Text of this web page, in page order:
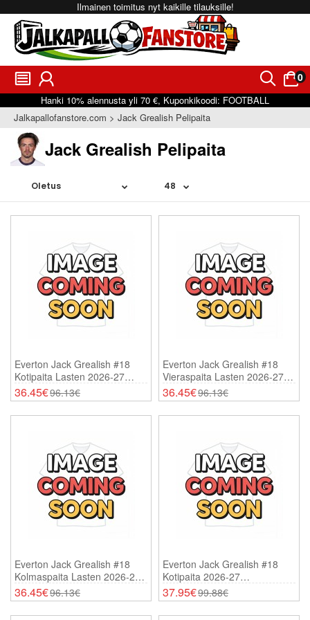
Ilmainen toimitus nyt kaikille tilauksille!
󰂩 󰃳 󰂨 0
󰃠
Hanki 10% alennusta yli 70 €, Kuponkikoodi: FOOTBALL
Jalkapallofanstore.com
Jack Grealish Pelipaita
Jack Grealish Pelipaita
Everton Jack Grealish #18
Kotipaita Lasten 2026-27
Lyhythihainen (+ Shortsit)
36.45€96.13€
Everton Jack Grealish #18
Vieraspaita Lasten 2026-27
Lyhythihainen (+ Shortsit)
36.45€96.13€
Everton Jack Grealish #18
Kolmaspaita Lasten 2026-27
Lyhythihainen (+ Shortsit)
36.45€96.13€
Everton Jack Grealish #18
Kotipaita 2026-27
Lyhythihainen
37.95€99.88€